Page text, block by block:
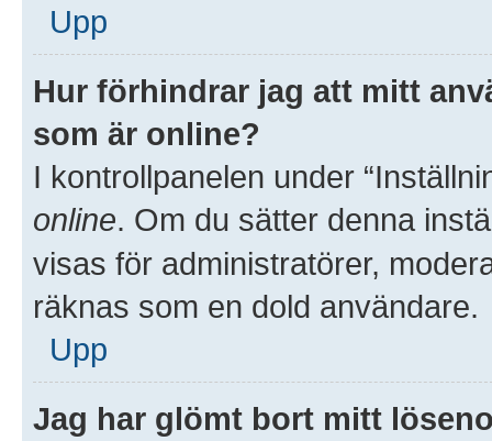
Upp
Hur förhindrar jag att mitt
som är online?
I kontrollpanelen under
online. Om du sätter denna
visas för administratörer,
räknas som en dold användare.
Upp
Jag har glömt bort mitt